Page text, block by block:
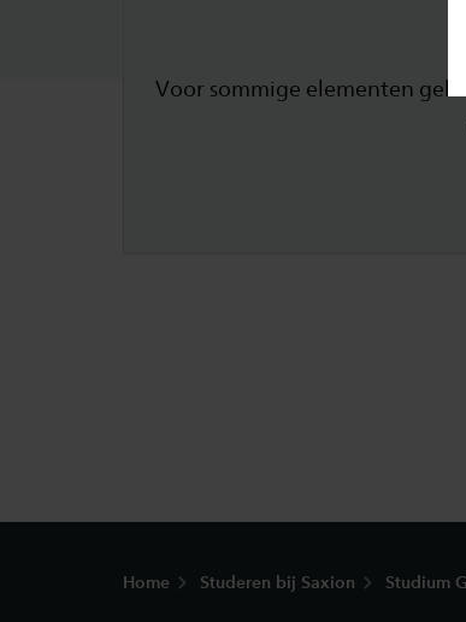
Voor sommige elementen
Home Studeren bij Saxion Studium